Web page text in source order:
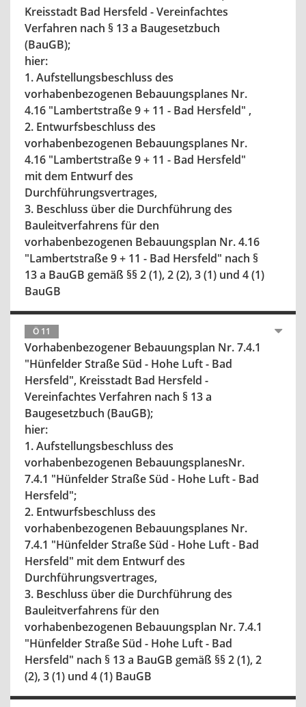
Kreisstadt Bad Hersfeld - Vereinfachtes
Verfahren nach § 13 a Baugesetzbuch
(BauGB);
hier:
1. Aufstellungsbeschluss des
vorhabenbezogenen Bebauungsplanes Nr.
4.16 "Lambertstraße 9 + 11 - Bad Hersfeld" ,
2. Entwurfsbeschluss des
vorhabenbezogenen Bebauungsplanes Nr.
4.16 "Lambertstraße 9 + 11 - Bad Hersfeld"
mit dem Entwurf des
Durchführungsvertrages,
3. Beschluss über die Durchführung des
Bauleitverfahrens für den
vorhabenbezogenen Bebauungsplan Nr. 4.16
"Lambertstraße 9 + 11 - Bad Hersfeld" nach §
13 a BauGB gemäß §§ 2 (1), 2 (2), 3 (1) und 4 (1)
BauGB
Ö 11
Vorhabenbezogener Bebauungsplan Nr. 7.4.1
"Hünfelder Straße Süd - Hohe Luft - Bad
Hersfeld", Kreisstadt Bad Hersfeld -
Vereinfachtes Verfahren nach § 13 a
Baugesetzbuch (BauGB);
hier:
1. Aufstellungsbeschluss des
vorhabenbezogenen BebauungsplanesNr.
7.4.1 "Hünfelder Straße Süd - Hohe Luft - Bad
Hersfeld";
2. Entwurfsbeschluss des
vorhabenbezogenen Bebauungsplanes Nr.
7.4.1 "Hünfelder Straße Süd - Hohe Luft - Bad
Hersfeld" mit dem Entwurf des
Durchführungsvertrages,
3. Beschluss über die Durchführung des
Bauleitverfahrens für den
vorhabenbezogenen Bebauungsplan Nr. 7.4.1
"Hünfelder Straße Süd - Hohe Luft - Bad
Hersfeld" nach § 13 a BauGB gemäß §§ 2 (1), 2
(2), 3 (1) und 4 (1) BauGB